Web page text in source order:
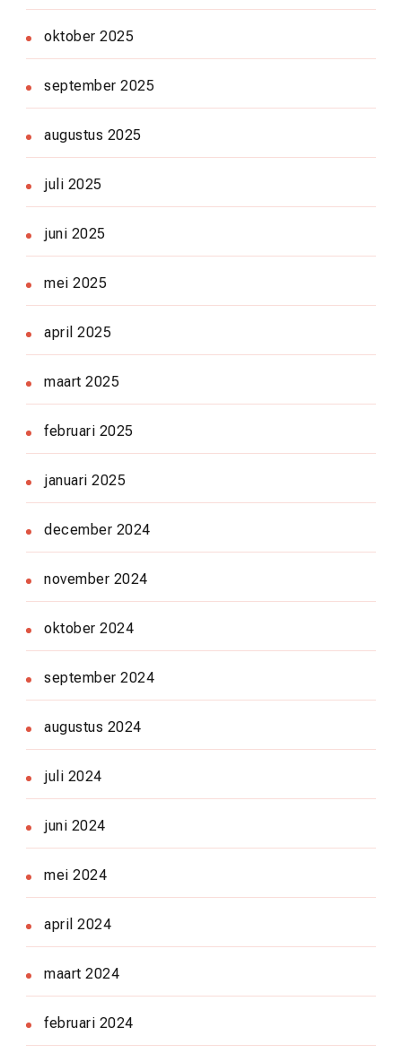
oktober 2025
september 2025
augustus 2025
juli 2025
juni 2025
mei 2025
april 2025
maart 2025
februari 2025
januari 2025
december 2024
november 2024
oktober 2024
september 2024
augustus 2024
juli 2024
juni 2024
mei 2024
april 2024
maart 2024
februari 2024